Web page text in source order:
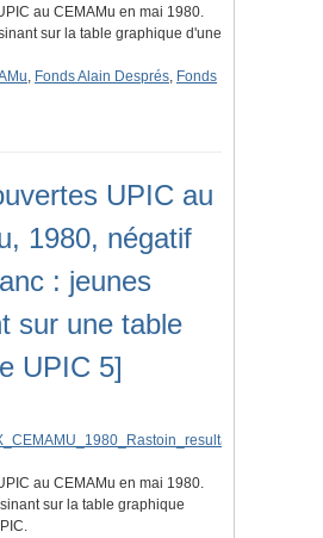
au CEMAMu en mai 1980.
sur la table graphique d'une
, Fonds Alain Després, Fonds
UPIC au
1980, négatif
: jeunes
sur une table
UPIC 5]
au CEMAMu en mai 1980.
sur la table graphique